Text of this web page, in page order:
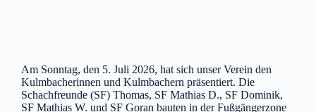
Am Sonntag, den 5. Juli 2026, hat sich unser Verein den
Kulmbacherinnen und Kulmbachern präsentiert. Die
Schachfreunde (SF) Thomas, SF Mathias D., SF Dominik,
SF Mathias W. und SF Goran bauten in der Fußgängerzone